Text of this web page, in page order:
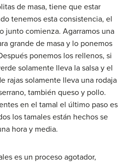
de masa, tiene que estar
tenemos esta consistencia, el
junto comienza. Agarramos una
grande de masa y lo ponemos
ponemos los rellenos, si
solamente lleva la salsa y el
rajas solamente lleva una rodaja
también queso y pollo.
en el tamal el último paso es
los tamales están hechos se
hora y media.
es un proceso agotador,